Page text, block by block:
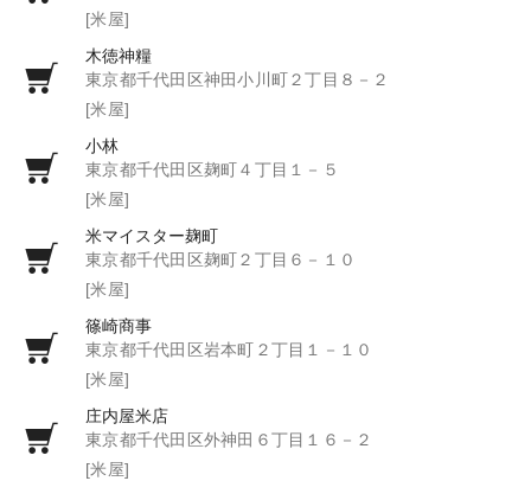
[米屋]
木徳神糧
東京都千代田区神田小川町２丁目８－２
[米屋]
小林
東京都千代田区麹町４丁目１－５
[米屋]
米マイスター麹町
東京都千代田区麹町２丁目６－１０
[米屋]
篠崎商事
東京都千代田区岩本町２丁目１－１０
[米屋]
庄内屋米店
東京都千代田区外神田６丁目１６－２
[米屋]